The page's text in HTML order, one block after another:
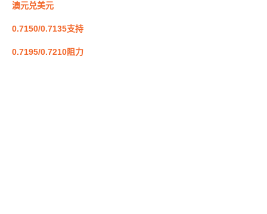
澳元兑美元
0.7150/0.7135支持
0.7195/0.7210阻力